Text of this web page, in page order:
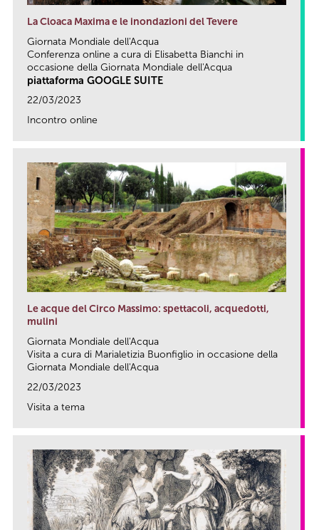
La Cloaca Maxima e le inondazioni del Tevere
Giornata Mondiale dell'Acqua
Conferenza online a cura di Elisabetta Bianchi in
occasione della Giornata Mondiale dell'Acqua
piattaforma GOOGLE SUITE
22/03/2023
Incontro online
Le acque del Circo Massimo: spettacoli, acquedotti,
mulini
Giornata Mondiale dell'Acqua
Visita a cura di Marialetizia Buonfiglio in occasione della
Giornata Mondiale dell'Acqua
22/03/2023
Visita a tema